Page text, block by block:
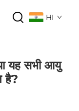
HI
यह सभी आयु
है?